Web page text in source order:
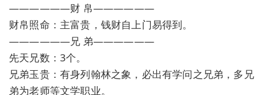
——————财 帛——————
财帛照命：主富贵，钱财自上门易得到。
——————兄 弟——————
先天兄数：3个。
兄弟玉贵：有身列翰林之象，必出有学问之兄弟，多兄
弟为老师等文学职业。